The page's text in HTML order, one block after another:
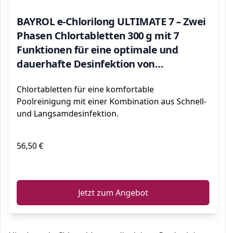
BAYROL e-Chlorilong ULTIMATE 7 – Zwei
Phasen Chlortabletten 300 g mit 7
Funktionen für eine optimale und
dauerhafte Desinfektion von
Chlortabletten für eine komfortable
Poolreinigung mit einer Kombination aus Schnell-
und Langsamdesinfektion.
56,50 €
Jetzt zum Angebot